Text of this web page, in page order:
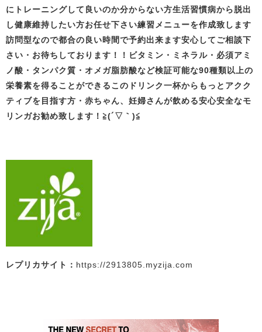
にトレーニングして良いのか分からない方生活習慣病から脱出
し健康維持したい方お任せ下さい練習メニューを作成致します
訪問型なので都合の良い時間で予約出来ます安心してご相談下
さい・お待ちしております！！ ビタミン・ミネラル・必須アミ
ノ酸・タンパク質・オメガ脂肪酸など検証可能な90種類以上の
栄養素を得ることができるこのドリンク一杯から も っとアクク
ティブを目指す方・赤ちゃん、妊婦さんが飲める安心安全なモ
リンガお勧め致します！ ≧(´▽｀)≦
レプリカサイト： https://2913805.myzija.com